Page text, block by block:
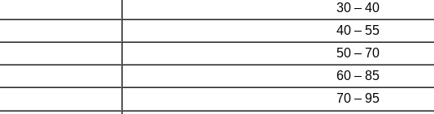
30 – 40
40 – 55
50 – 70
60 – 85
70 – 95